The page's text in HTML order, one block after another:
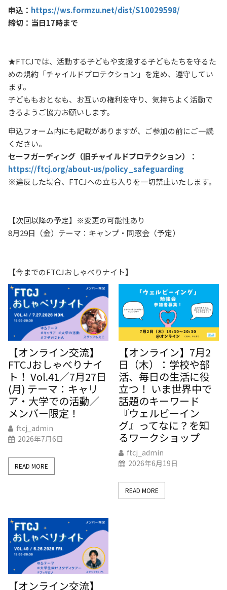
申込： https://ws.formzu.net/dist/S10029598/
締切：当日17時まで
★FTCJでは、活動する子どもや支援する子どもたちを守るた
めの規約「チャイルドプロテクション」を定め、遵守してい
ます。
子どももおとなも、お互いの権利を守り、気持ちよく活動で
きるようご協力お願いします。
申込フォーム内にも記載がありますが、ご参加の前にご一読
ください。
セーフガーディング（旧チャイルドプロテクション）：
https://ftcj.org/about-us/policy_safeguarding
※違反した場合、FTCJへの立ち入りを一切禁止いたします。
【次回以降の予定】※変更の可能性あり
8月29日（金）テーマ：キャンプ・同窓会（予定）
【今までのFTCJおしゃべりナイト】
【オンライン交流】
FTCJおしゃべりナイ
ト！ Vol.41／7月27日
(月) テーマ：キャリ
ア・大学での活動／
メンバー限定！
ftcj_admin
2026年7月6日
READ MORE
【オンライン】7月2
日（木）：学校や部
活、毎日の生活に役
立つ！ いま世界中で
話題のキーワード
『ウェルビーイン
グ』ってなに？を知
るワークショップ
ftcj_admin
2026年6月19日
READ MORE
【オンライン交流】